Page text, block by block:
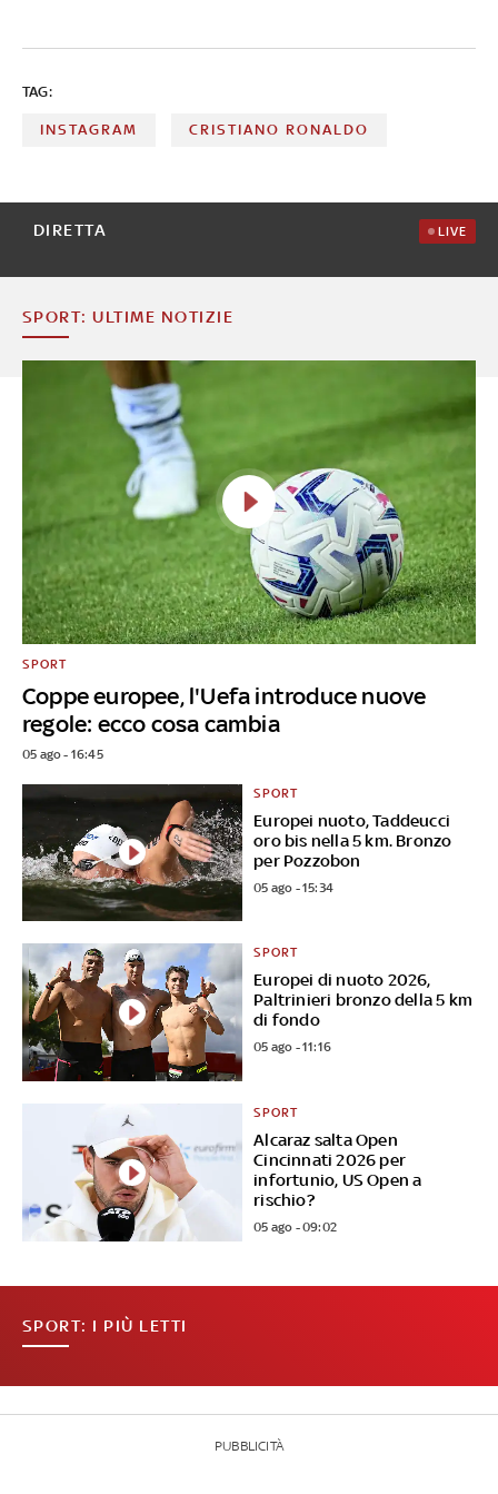
TAG:
INSTAGRAM CRISTIANO RONALDO
DIRETTA LIVE
SPORT: ULTIME NOTIZIE
Coppe europee, l'Uefa introduce nuove
regole: ecco cosa cambia
SPORT
05 ago - 16:45
Europei nuoto, Taddeucci
oro bis nella 5 km. Bronzo
per Pozzobon
SPORT
05 ago - 15:34
Europei di nuoto 2026,
Paltrinieri bronzo della 5 km
di fondo
SPORT
05 ago - 11:16
Alcaraz salta Open
Cincinnati 2026 per
infortunio, US Open a
rischio?
SPORT
05 ago - 09:02
SPORT: I PIÙ LETTI
PUBBLICITÀ